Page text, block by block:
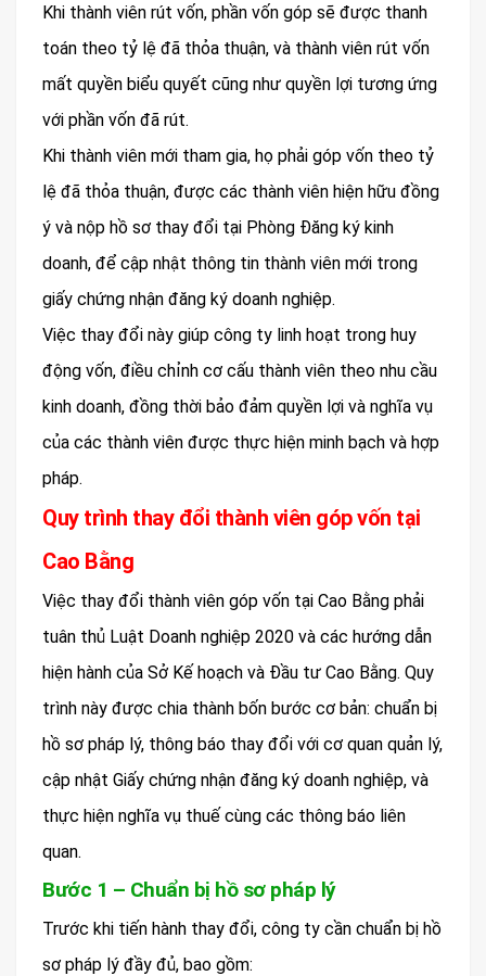
Khi thành viên rút vốn, phần vốn góp sẽ được thanh
toán theo tỷ lệ đã thỏa thuận, và thành viên rút vốn
mất quyền biểu quyết cũng như quyền lợi tương ứng
với phần vốn đã rút.
Khi thành viên mới tham gia, họ phải góp vốn theo tỷ
lệ đã thỏa thuận, được các thành viên hiện hữu đồng
ý và nộp hồ sơ thay đổi tại Phòng Đăng ký kinh
doanh, để cập nhật thông tin thành viên mới trong
giấy chứng nhận đăng ký doanh nghiệp.
Việc thay đổi này giúp công ty linh hoạt trong huy
động vốn, điều chỉnh cơ cấu thành viên theo nhu cầu
kinh doanh, đồng thời bảo đảm quyền lợi và nghĩa vụ
của các thành viên được thực hiện minh bạch và hợp
pháp.
Quy trình thay đổi thành viên góp vốn tại
Cao Bằng
Việc thay đổi thành viên góp vốn tại Cao Bằng phải
tuân thủ Luật Doanh nghiệp 2020 và các hướng dẫn
hiện hành của Sở Kế hoạch và Đầu tư Cao Bằng. Quy
trình này được chia thành bốn bước cơ bản: chuẩn bị
hồ sơ pháp lý, thông báo thay đổi với cơ quan quản lý,
cập nhật Giấy chứng nhận đăng ký doanh nghiệp, và
thực hiện nghĩa vụ thuế cùng các thông báo liên
quan.
Bước 1 – Chuẩn bị hồ sơ pháp lý
Trước khi tiến hành thay đổi, công ty cần chuẩn bị hồ
sơ pháp lý đầy đủ, bao gồm: